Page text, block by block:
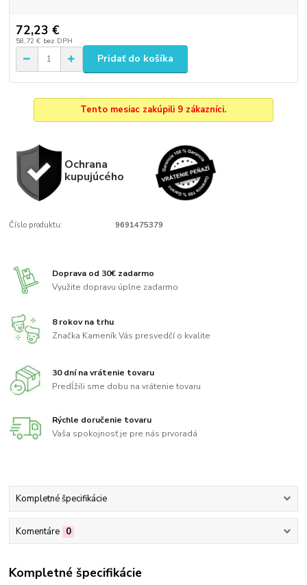
72,23 €
58,72 € bez DPH
Pridať do košíka
Tento mesiac zakúpili 9 zákazníci.
Ochrana
kupujúcého
Číslo produktu: 9691475379
Doprava od 30€ zadarmo
Využite dopravu úplne zadarmo
8 rokov na trhu
Značka Kameník Vás presvedčí o kvalite
30 dní na vrátenie tovaru
Predĺžili sme dobu na vrátenie tovaru
Rýchle doručenie tovaru
Vaša spokojnosť je pre nás prvoradá
Kompletné špecifikácie
Komentáre 0
Kompletné špecifikácie